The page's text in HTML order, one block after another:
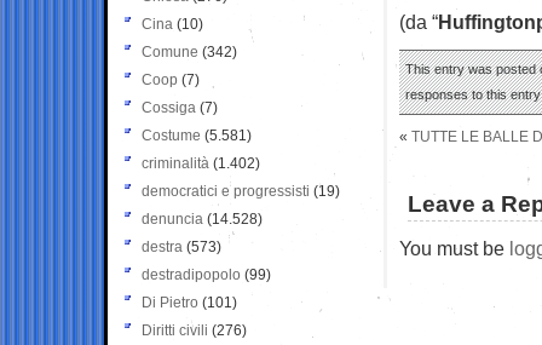
(da “
This entry was posted
responses to this
« TUTTE LE BALLE
Leave a
You must be
Cina (10)
Comune (342)
Coop (7)
Cossiga (7)
Costume (5.581)
criminalità (1.402)
democratici e progressisti (19)
denuncia (14.528)
destra (573)
destradipopolo (99)
Di Pietro (101)
Diritti civili (276)